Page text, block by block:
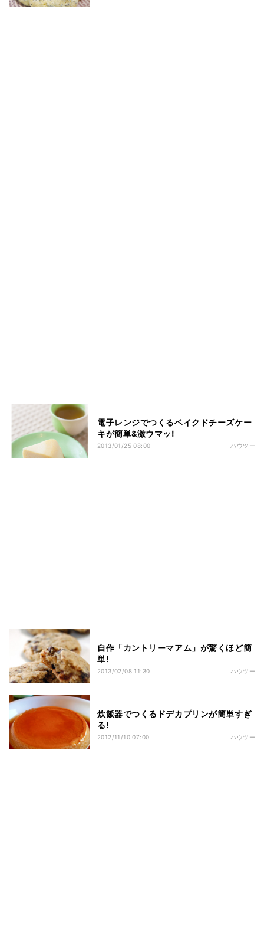
電子レンジでつくるベイクドチーズケー
キが簡単&激ウマッ!
2013/01/25 08:00 ハウツー
自作「カントリーマアム」が驚くほど簡
単!
2013/02/08 11:30 ハウツー
炊飯器でつくるドデカプリンが簡単すぎ
る!
2012/11/10 07:00 ハウツー